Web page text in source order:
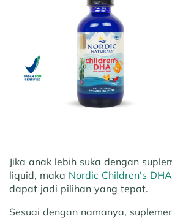
Jika anak lebih suka dengan
liquid, maka Nordic Children's
dapat jadi pilihan yang tepat.
Sesuai dengan namanya,